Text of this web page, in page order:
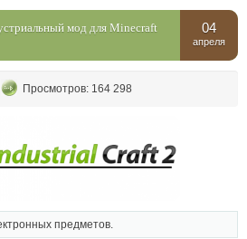
мод для Minecraft
04
апреля
Просмотров: 164 298
предметов.